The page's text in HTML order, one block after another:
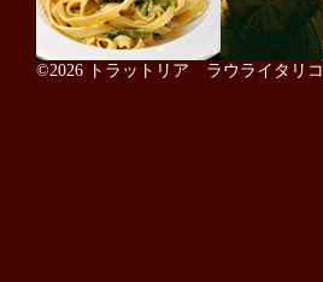
©2026 トラットリア ラウライタリコ